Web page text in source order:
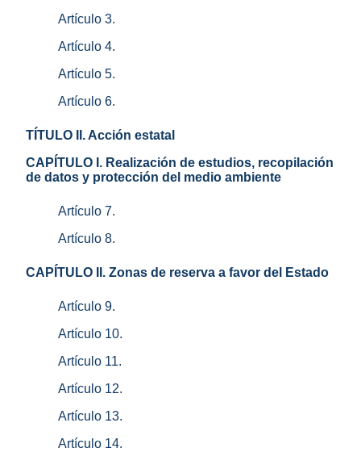
Artículo 3.
Artículo 4.
Artículo 5.
Artículo 6.
TÍTULO II. Acción estatal
CAPÍTULO I. Realización de estudios, recopilación
de datos y protección del medio ambiente
Artículo 7.
Artículo 8.
CAPÍTULO II. Zonas de reserva a favor del Estado
Artículo 9.
Artículo 10.
Artículo 11.
Artículo 12.
Artículo 13.
Artículo 14.